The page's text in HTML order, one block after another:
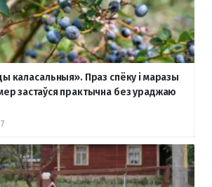
каласальныя». Праз спёку і маразы
застаўся практычна без ураджаю